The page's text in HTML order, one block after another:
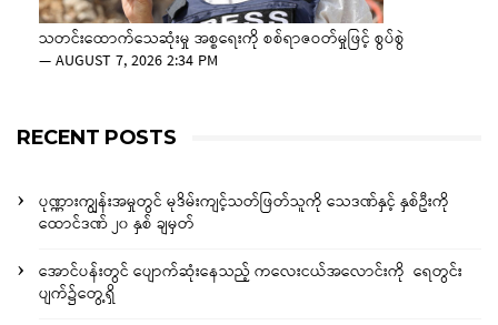
သတင်းထောက်သေဆုံးမှု အစ္စရေးကို စစ်ရာဇဝတ်မှုဖြင့် စွပ်စွဲ
—AUGUST 7, 2026 2:34 PM
RECENT POSTS
ပုဏ္ဏားကျွန်းအမှုတွင် မုဒိမ်းကျင့်သတ်ဖြတ်သူကို သေဒဏ်နှင့် နှစ်ဦးကို
ထောင်ဒဏ် ၂၀ နှစ် ချမှတ်
အောင်ပန်းတွင် ပျောက်ဆုံးနေသည့် ကလေးငယ်အလောင်းကို ရေတွင်း
ပျက်၌တွေ့ရှိ